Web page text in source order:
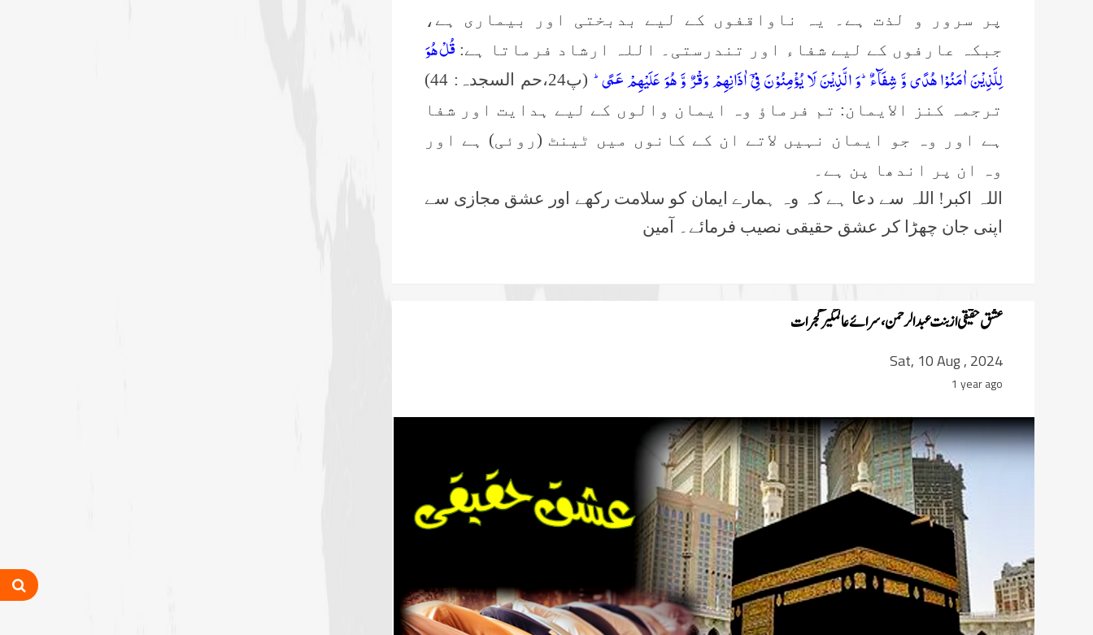
پر سرور و لذت ہے۔ یہ ناواقفوں کے لیے بدبختی اور بیماری ہے،
جبکہ عارفوں کے لیے شفاء اور تندرستی۔ اللہ ارشاد فرماتا ہے:قُلْ هُوَ
لِلَّذِیْنَ اٰمَنُوْا هُدًى وَّ شِفَآءٌؕ-وَ الَّذِیْنَ لَا یُؤْمِنُوْنَ فِیْۤ اٰذَانِهِمْ وَقْرٌ وَّ هُوَ عَلَیْهِمْ عَمًىؕ-
(پ24،حم السجدہ: 44)
ترجمہ کنز الایمان: تم فرماؤ وہ ایمان والوں کے لیے ہدایت اور شفا
ہے اور وہ جو ایمان نہیں لاتے ان کے کانوں میں ٹینٹ (روئی) ہے اور
وہ ان پر اندھا پن ہے۔
اللہ اکبر! اللہ سے دعا ہے کہ وہ ہمارے ایمان کو سلامت رکھے اور عشق مجازی سے
اپنی جان چھڑا کر عشق حقیقی نصیب فرمائے۔ آمین
عشق حقیقی از بنت عبدالرحمن،سرائے عالمگیر گجرات
Sat, 10 Aug , 2024
1 year ago